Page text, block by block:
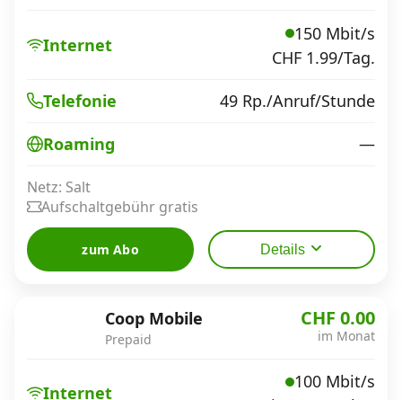
Internet
150 Mbit/s
CHF 1.99/Tag.
Telefonie 49 Rp./Anruf/Stunde
Roaming —
Netz: Salt
Aufschaltgebühr gratis
zum Abo Details
Coop Mobile
Prepaid
CHF 0.00
im Monat
Internet
100 Mbit/s